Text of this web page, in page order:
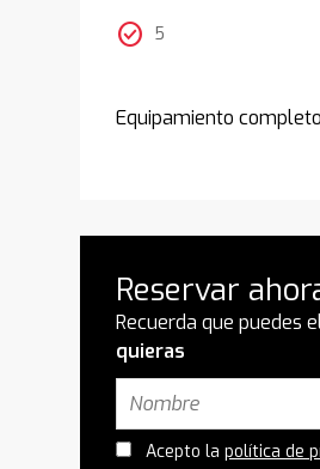
check_circle 5
Equipamiento completo
Reservar
Recuerda que puedes
quieras
Acepto lapolítica de